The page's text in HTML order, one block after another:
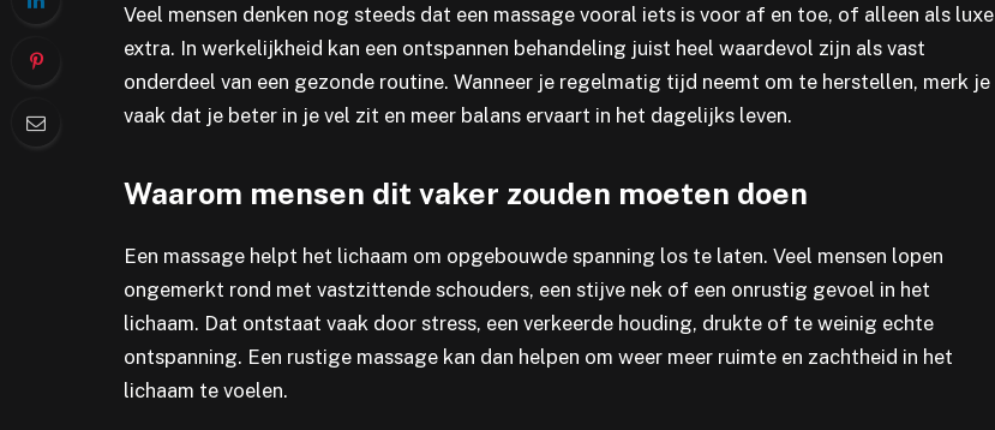
Veel mensen denken nog steeds dat een massage vooral iets is voor af en toe, of alleen als luxe
extra. In werkelijkheid kan een ontspannen behandeling juist heel waardevol zijn als vast
onderdeel van een gezonde routine. Wanneer je regelmatig tijd neemt om te herstellen, merk je
vaak dat je beter in je vel zit en meer balans ervaart in het dagelijks leven.
Waarom mensen dit vaker zouden moeten doen
Een massage helpt het lichaam om opgebouwde spanning los te laten. Veel mensen lopen
ongemerkt rond met vastzittende schouders, een stijve nek of een onrustig gevoel in het
lichaam. Dat ontstaat vaak door stress, een verkeerde houding, drukte of te weinig echte
ontspanning. Een rustige massage kan dan helpen om weer meer ruimte en zachtheid in het
lichaam te voelen.